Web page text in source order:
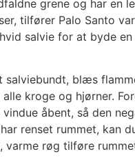
grene og har
tilfører Palo Santo
salvie for at byde
blæs
kroge og hjørner.
åbent, så den
renset rummet, kan
varme røg tilføre